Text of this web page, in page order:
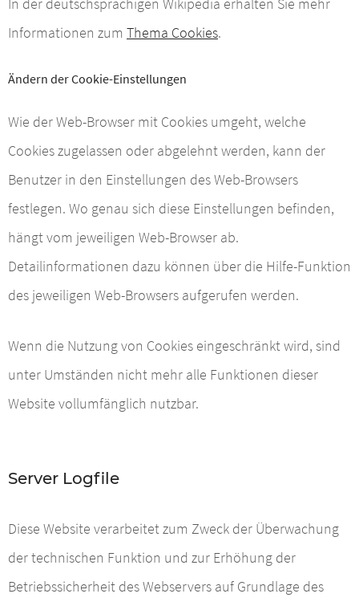
Informationen zum Thema Cookies.
Ändern der Cookie-Einstellungen
Wie der Web-Browser mit Cookies umgeht, welche
Cookies zugelassen oder abgelehnt werden, kann der
Benutzer in den Einstellungen des Web-Browsers
festlegen. Wo genau sich diese Einstellungen befinden,
hängt vom jeweiligen Web-Browser ab.
Detailinformationen dazu können über die Hilfe-Funktion
des jeweiligen Web-Browsers aufgerufen werden.
Wenn die Nutzung von Cookies eingeschränkt wird, sind
unter Umständen nicht mehr alle Funktionen dieser
Website vollumfänglich nutzbar.
Server Logfile
Diese Website verarbeitet zum Zweck der Überwachung
der technischen Funktion und zur Erhöhung der
Betriebssicherheit des Webservers auf Grundlage des